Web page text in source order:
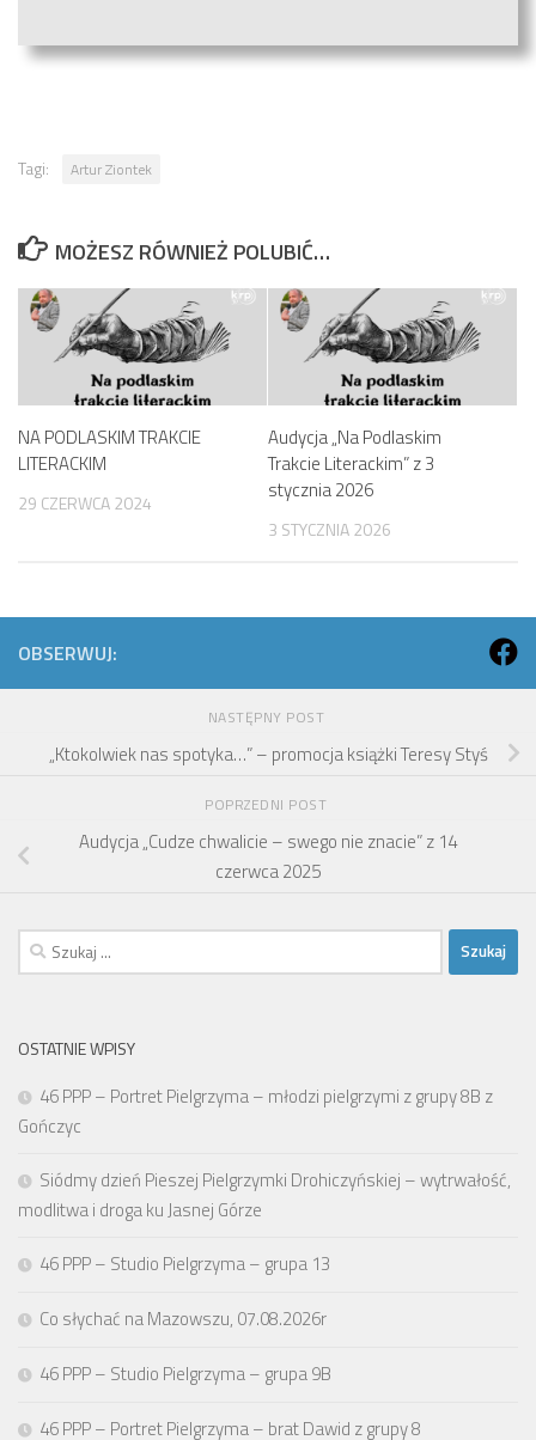
Tagi: Artur Ziontek
MOŻESZ RÓWNIEŻ POLUBIĆ…
NA PODLASKIM TRAKCIE
LITERACKIM
29 CZERWCA 2024
Audycja „Na Podlaskim
Trakcie Literackim” z 3
stycznia 2026
3 STYCZNIA 2026
OBSERWUJ:
NASTĘPNY POST
„Ktokolwiek nas spotyka…” – promocja książki Teresy Styś
POPRZEDNI POST
Audycja „Cudze chwalicie – swego nie znacie” z 14
czerwca 2025
Szukaj:
OSTATNIE WPISY
46 PPP – Portret Pielgrzyma – młodzi pielgrzymi z grupy 8B z
Gończyc
Siódmy dzień Pieszej Pielgrzymki Drohiczyńskiej – wytrwałość,
modlitwa i droga ku Jasnej Górze
46 PPP – Studio Pielgrzyma – grupa 13
Co słychać na Mazowszu, 07.08.2026r
46 PPP – Studio Pielgrzyma – grupa 9B
46 PPP – Portret Pielgrzyma – brat Dawid z grupy 8